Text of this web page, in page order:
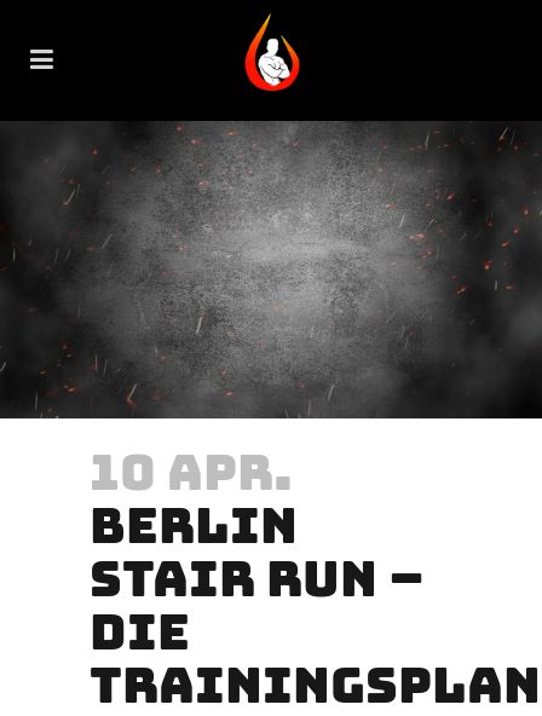
10 APR.
BERLIN
STAIR RUN –
DIE